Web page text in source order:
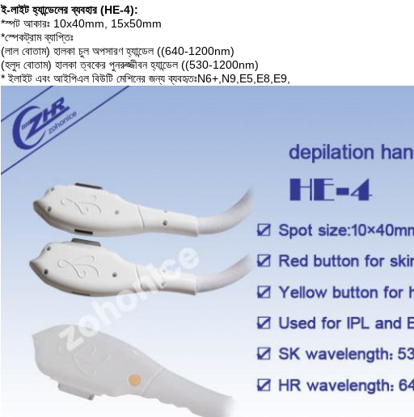
ই-লাইট হ্যান্ডেলের ব্যবহার (HE-4):
*স্পট আকারঃ 10x40mm, 15x50mm
*স্পেকট্রাম ব্যাপ্তিঃ
(লাল বোতাম) হালকা চুল অপসারণ হ্যান্ডেল ((640-1200nm)
(হলুদ বোতাম) হালকা ত্বকের পুনরুজ্জীবন হ্যান্ডেল ((530-1200nm)
* ইলাইট এবং আইপিএল বিউটি মেশিনের জন্য ব্যবহৃতঃN6+,N9,E5,E8,E9,